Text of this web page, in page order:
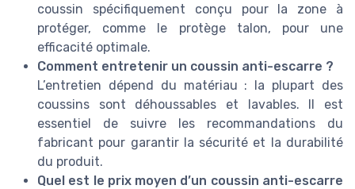
coussin spécifiquement conçu pour la zone à
protéger, comme le protège talon, pour une
efficacité optimale.
Comment entretenir un coussin anti-escarre ?
L’entretien dépend du matériau : la plupart des
coussins sont déhoussables et lavables. Il est
essentiel de suivre les recommandations du
fabricant pour garantir la sécurité et la durabilité
du produit.
Quel est le prix moyen d’un coussin anti-escarre